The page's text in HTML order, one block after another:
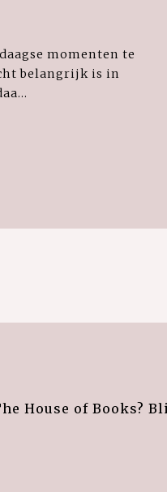
momenten te
belangrijk is in
House of Books?